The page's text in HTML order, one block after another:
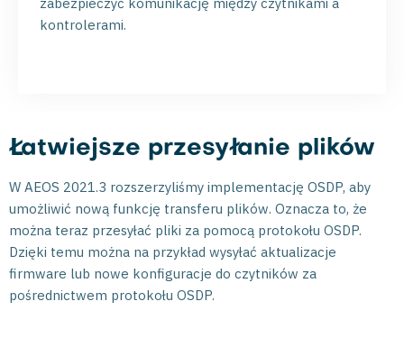
kontrolerami.
Łatwiejsze przesyłanie plików
W AEOS 2021.3 rozszerzyliśmy implementację OSDP, aby
umożliwić nową funkcję transferu plików. Oznacza to, że
można teraz przesyłać pliki za pomocą protokołu OSDP.
Dzięki temu można na przykład wysyłać aktualizacje
firmware lub nowe konfiguracje do czytników za
pośrednictwem protokołu OSDP.